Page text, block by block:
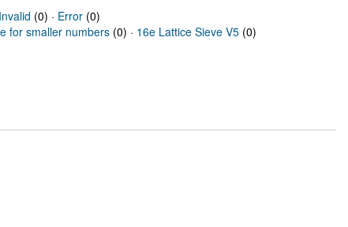
Invalid (0) · Error(0)
for smaller numbers (0) · 16e Lattice Sieve V5 (0)